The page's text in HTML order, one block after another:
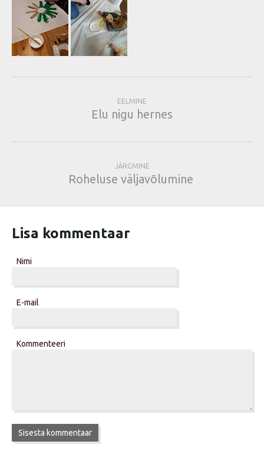
EELMINE
Elu nigu hernes
JÄRGMINE
Roheluse väljavõlumine
Lisa kommentaar
Nimi
E-mail
Kommenteeri